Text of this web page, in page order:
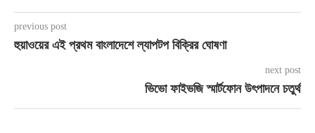
previous post
হুয়াওয়ের এই প্রথম বাংলাদেশে ল্যাপটপ বিক্রির ঘোষণা
next post
ভিভো ফাইভজি স্মার্টফোন উৎপাদনে চতুর্থ